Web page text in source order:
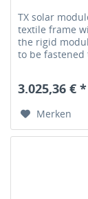
TX solar
textile frame
the rigid
to be fastened
3.025,36 € *
Merken